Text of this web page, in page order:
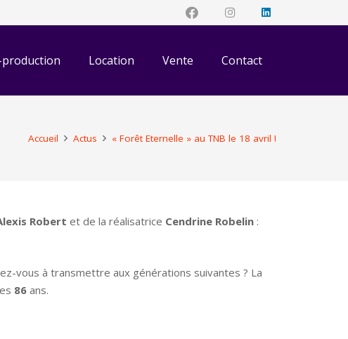
production Location Vente Contact
Accueil Actus « Forêt Eternelle » au TNB le 18 avril !
Robert et de la réalisatrice Cendrine Robelin :
vous à transmettre aux générations suivantes ? La
86 ans.